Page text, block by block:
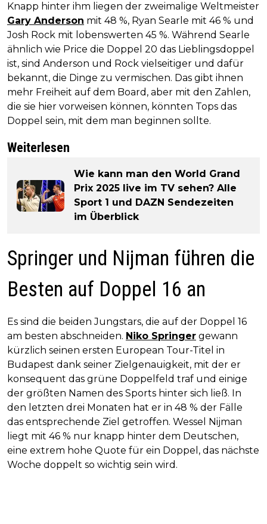
Knapp hinter ihm liegen der zweimalige Weltmeister
Gary Anderson mit 48 %, Ryan Searle mit 46 % und
Josh Rock mit lobenswerten 45 %. Während Searle
ähnlich wie Price die Doppel 20 das Lieblingsdoppel
ist, sind Anderson und Rock vielseitiger und dafür
bekannt, die Dinge zu vermischen. Das gibt ihnen
mehr Freiheit auf dem Board, aber mit den Zahlen,
die sie hier vorweisen können, könnten Tops das
Doppel sein, mit dem man beginnen sollte.
Weiterlesen
Wie kann man den World Grand
Prix 2025 live im TV sehen? Alle
Sport 1 und DAZN Sendezeiten
im Überblick
Springer und Nijman führen die
Besten auf Doppel 16 an
Es sind die beiden Jungstars, die auf der Doppel 16
am besten abschneiden. Niko Springer gewann
kürzlich seinen ersten European Tour-Titel in
Budapest dank seiner Zielgenauigkeit, mit der er
konsequent das grüne Doppelfeld traf und einige
der größten Namen des Sports hinter sich ließ. In
den letzten drei Monaten hat er in 48 % der Fälle
das entsprechende Ziel getroffen. Wessel Nijman
liegt mit 46 % nur knapp hinter dem Deutschen,
eine extrem hohe Quote für ein Doppel, das nächste
Woche doppelt so wichtig sein wird.